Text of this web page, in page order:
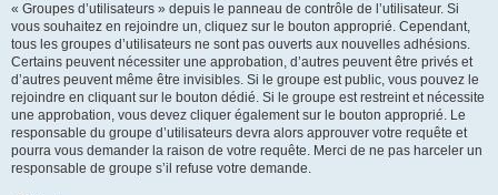
« Groupes d’utilisateurs » depuis le panneau de contrôle de l’utilisateur. Si
vous souhaitez en rejoindre un, cliquez sur le bouton approprié. Cependant,
tous les groupes d’utilisateurs ne sont pas ouverts aux nouvelles adhésions.
Certains peuvent nécessiter une approbation, d’autres peuvent être privés et
d’autres peuvent même être invisibles. Si le groupe est public, vous pouvez le
rejoindre en cliquant sur le bouton dédié. Si le groupe est restreint et nécessite
une approbation, vous devez cliquer également sur le bouton approprié. Le
responsable du groupe d’utilisateurs devra alors approuver votre requête et
pourra vous demander la raison de votre requête. Merci de ne pas harceler un
responsable de groupe s’il refuse votre demande.